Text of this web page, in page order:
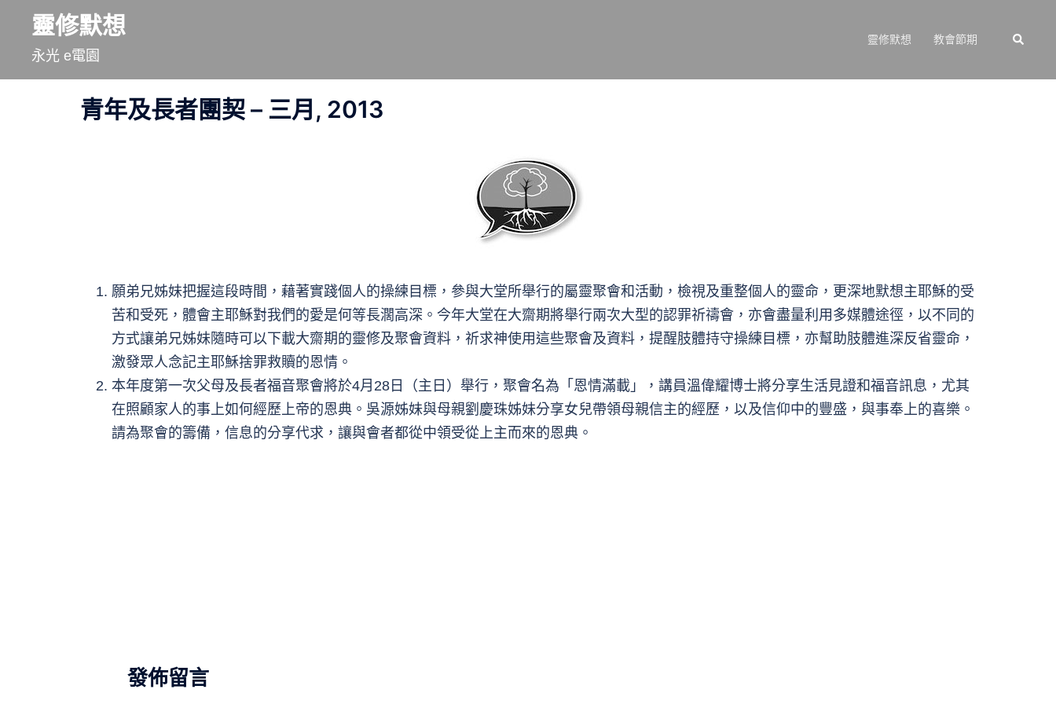
要
靈修默想
永光 e電園
靈修默想 教會節期 Search
青年及長者團契 – 三月, 2013
願弟兄姊妹把握這段時間，藉著實踐個人的操練目標，參與大堂所舉行的屬靈聚會和活動，檢視及重整個人的靈命，更深地默想主耶穌的受
苦和受死，體會主耶穌對我們的愛是何等長濶高深。今年大堂在大齋期將舉行兩次大型的認罪祈禱會，亦會盡量利用多媒體途徑，以不同的
方式讓弟兄姊妹隨時可以下載大齋期的靈修及聚會資料，祈求神使用這些聚會及資料，提醒肢體持守操練目標，亦幫助肢體進深反省靈命，
激發眾人念記主耶穌捨罪救贖的恩情。
本年度第一次父母及長者福音聚會將於4月28日（主日）舉行，聚會名為「恩情滿載」，講員溫偉耀博士將分享生活見證和福音訊息，尤其
在照顧家人的事上如何經歷上帝的恩典。吳源姊妹與母親劉慶珠姊妹分享女兒帶領母親信主的經歷，以及信仰中的豐盛，與事奉上的喜樂。
請為聚會的籌備，信息的分享代求，讓與會者都從中領受從上主而來的恩典。
發佈留言